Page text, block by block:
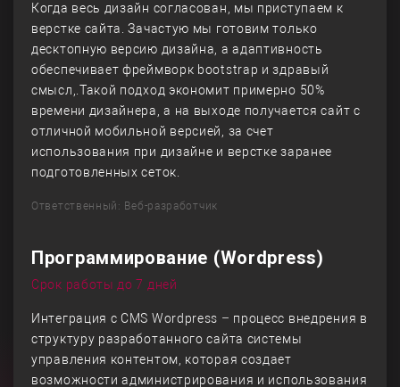
Когда весь дизайн согласован, мы приступаем к
верстке сайта. Зачастую мы готовим только
десктопную версию дизайна, а адаптивность
обеспечивает фреймворк bootstrap и здравый
смысл,.Такой подход экономит примерно 50%
времени дизайнера, а на выходе получается сайт с
отличной мобильной версией, за счет
использования при дизайне и верстке заранее
подготовленных сеток.
Ответственный: Веб-разработчик
Программирование (Wordpress)
Срок работы до 7 дней
Интеграция с CMS Wordpress – процесс внедрения в
структуру разработанного сайта системы
управления контентом, которая создает
возможности администрирования и использования